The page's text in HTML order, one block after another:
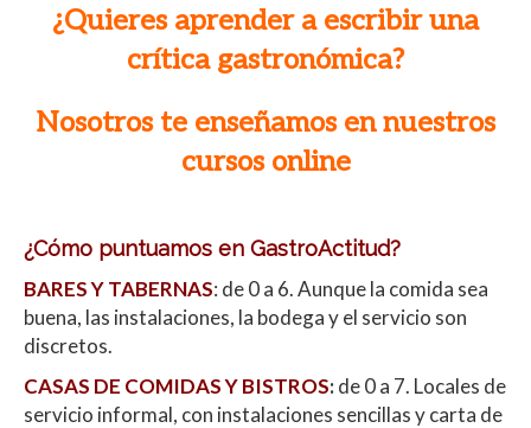
¿Quieres aprender a escribir una
crítica gastronómica?
Nosotros te enseñamos en nuestros
cursos online
¿Cómo puntuamos en GastroActitud?
BARES Y TABERNAS: de 0 a 6. Aunque la comida sea
buena, las instalaciones, la bodega y el servicio son
discretos.
CASAS DE COMIDAS Y BISTROS:de 0 a 7. Locales de
servicio informal, con instalaciones sencillas y carta de